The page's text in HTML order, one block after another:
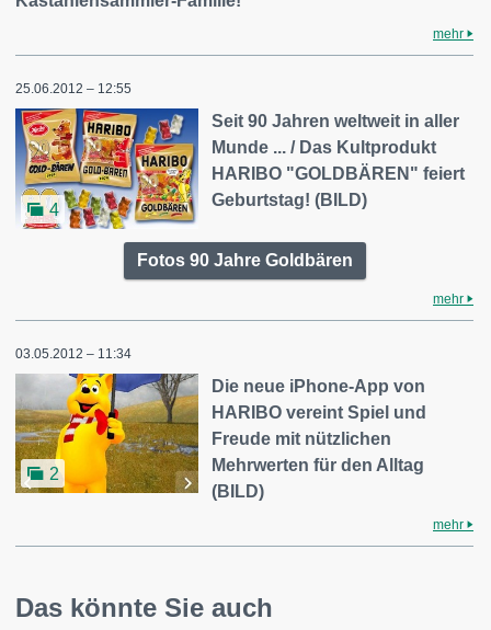
mehr
25.06.2012 – 12:55
4
Seit 90 Jahren weltweit in aller
Munde ... / Das Kultprodukt
HARIBO "GOLDBÄREN" feiert
Geburtstag! (BILD)
Fotos 90 Jahre Goldbären
mehr
03.05.2012 – 11:34
2
Die neue iPhone-App von
HARIBO vereint Spiel und
Freude mit nützlichen
Mehrwerten für den Alltag
(BILD)
mehr
Das könnte Sie auch